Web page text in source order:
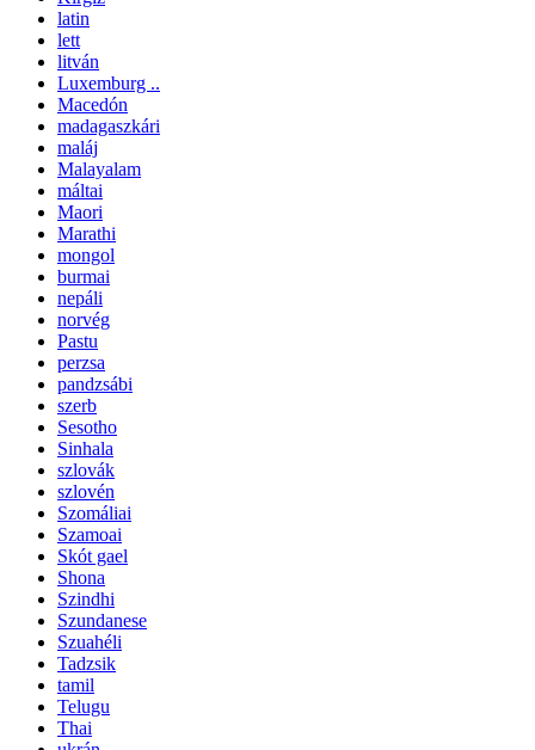
latin
lett
litván
Luxemburg ..
Macedón
madagaszkári
maláj
Malayalam
máltai
Maori
Marathi
mongol
burmai
nepáli
norvég
Pastu
perzsa
pandzsábi
szerb
Sesotho
Sinhala
szlovák
szlovén
Szomáliai
Szamoai
Skót gael
Shona
Szindhi
Szundanese
Szuahéli
Tadzsik
tamil
Telugu
Thai